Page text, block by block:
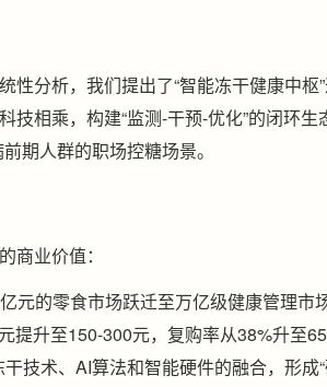
性分析，我们提出了“智能冻干健康中
技相乘，构建“监测-干预-优化”的闭环
期人群的职场控糖场景。
商业价值：
元的零食市场跃迁至万亿级健康管理市场
提升至150-300元，复购率从38%升至
技术、AI算法和智能硬件的融合，形成